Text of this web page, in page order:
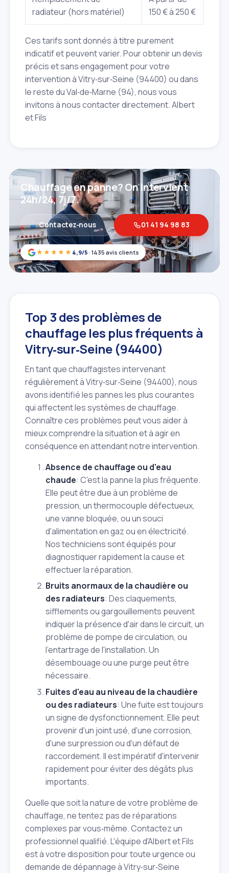
radiateur (hors matériel)
150 € à 250 €
Ces tarifs sont donnés à titre purement
indicatif et peuvent varier. Pour obtenir un devis
précis et sans engagement pour votre
intervention à Vitry‑sur‑Seine (94400) ou dans
le reste du Val‑de‑Marne (94), nous vous
invitons à nous contacter directement. Albert
et Fils
★★★★★ 4,9/5 · 1435 avis clients
Chauffage en panne? On intervient
24h/24, 7j/7.
Contactez‑nous 01 41 94 98 83
Top 3 des problèmes de
chauffage les plus fréquents à
Vitry‑sur‑Seine (94400)
En tant que chauffagistes intervenant
régulièrement à Vitry‑sur‑Seine (94400), nous
avons identifié les pannes les plus courantes
qui affectent les systèmes de chauffage.
Connaître ces problèmes peut vous aider à
mieux comprendre la situation et à agir en
conséquence en attendant notre intervention.
Absence de chauffage ou d'eau
chaude: C'est la panne la plus fréquente.
Elle peut être due à un problème de
pression, un thermocouple défectueux,
une vanne bloquée, ou un souci
d'alimentation en gaz ou en électricité.
Nos techniciens sont équipés pour
diagnostiquer rapidement la cause et
effectuer la réparation.
Bruits anormaux de la chaudière ou
des radiateurs: Des claquements,
sifflements ou gargouillements peuvent
indiquer la présence d'air dans le circuit, un
problème de pompe de circulation, ou
l'entartrage de l'installation. Un
désembouage ou une purge peut être
nécessaire.
Fuites d'eau au niveau de la chaudière
ou des radiateurs: Une fuite est toujours
un signe de dysfonctionnement. Elle peut
provenir d'un joint usé, d'une corrosion,
d'une surpression ou d'un défaut de
raccordement. Il est impératif d'intervenir
rapidement pour éviter des dégâts plus
importants.
Quelle que soit la nature de votre problème de
chauffage, ne tentez pas de réparations
complexes par vous‑même. Contactez un
professionnel qualifié. L'équipe d'Albert et Fils
est à votre disposition pour toute urgence ou
demande de dépannage à Vitry‑sur‑Seine